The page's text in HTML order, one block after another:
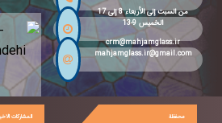
المشاركات محفظة
من السبت إلى الأربعاء 8 إلى 17
الخميس 9-13
crm@mahjamglass.ir
mahjamglass.ir@gmail.com